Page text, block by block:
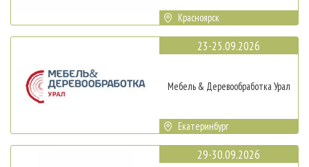
Красноярск
23-25.09.2026
Мебель & Деревообработка Урал
Екатеринбург
29-30.09.2026